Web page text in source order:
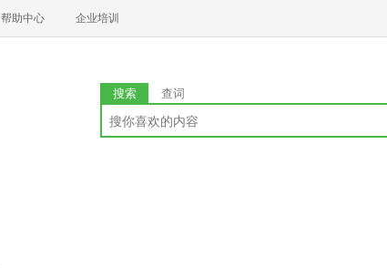
帮助中心 企业培训
搜索 查词